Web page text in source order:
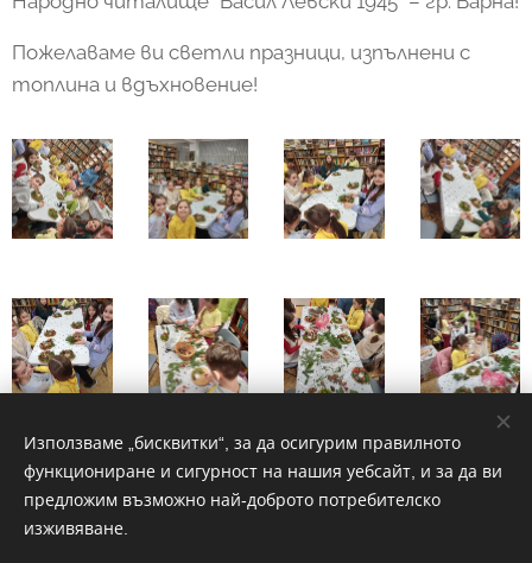
Пожелаваме ви светли празници, изпълнени с
топлина и вдъхновение!
Share
Използваме „бисквитки“, за да осигурим правилното
функциониране и сигурност на нашия уебсайт, и за да ви
предложим възможно най-доброто потребителско
изживяване.